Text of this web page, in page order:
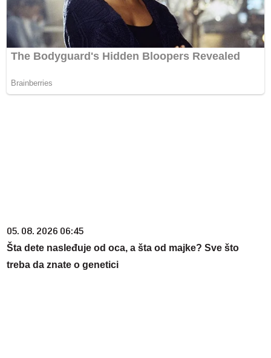
05. 08. 2026 06:45
Šta dete nasleđuje od oca, a šta od majke? Sve što
treba da znate o genetici